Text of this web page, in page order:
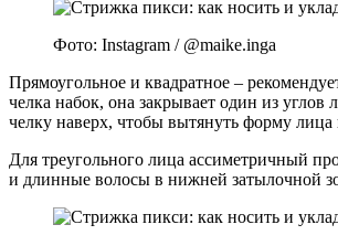
Фото: Instagram / @maike.inga
Прямоугольное и квадратное –
челка набок, она закрывает один из
челку наверх, чтобы вытянуть форму лица
Для треугольного лица ассиметричный
и длинные волосы в нижней затылочной